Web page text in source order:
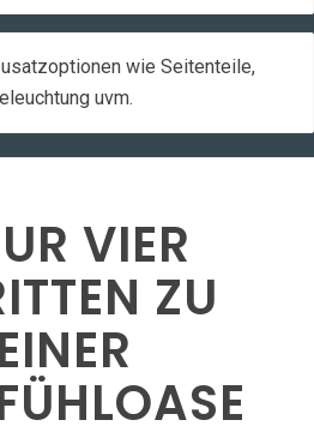
wie Seitenteile,
uvm.
VIER
ZU